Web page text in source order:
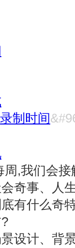
录制时间
周,我们会
奇事、人
有什么奇
设计、背